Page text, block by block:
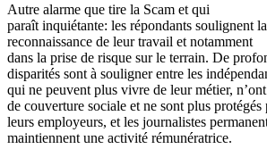
Autre alarme que tire la Scam et qui
paraît inquiétante: les répondants soulignent
reconnaissance de leur travail et notamment
dans la prise de risque sur le terrain. De
disparités sont à souligner entre les
qui ne peuvent plus vivre de leur métier,
de couverture sociale et ne sont plus protégés
leurs employeurs, et les journalistes
maintiennent une activité rémunératrice.